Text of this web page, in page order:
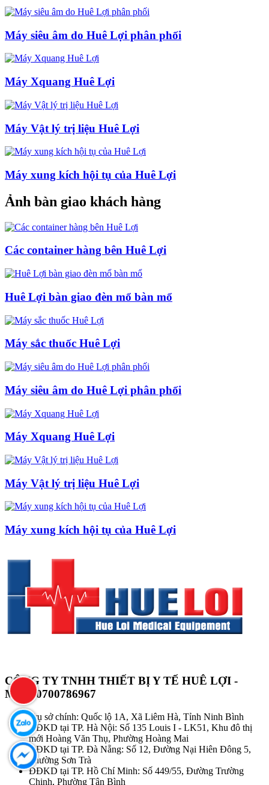
Máy siêu âm do Huê Lợi phân phối
Máy Xquang Huê Lợi
Máy Vật lý trị liệu Huê Lợi
Máy xung kích hội tụ của Huê Lợi
Ảnh bàn giao khách hàng
Các container hàng bên Huê Lợi
Huê Lợi bàn giao đèn mổ bàn mổ
Máy sắc thuốc Huê Lợi
Máy siêu âm do Huê Lợi phân phối
Máy Xquang Huê Lợi
Máy Vật lý trị liệu Huê Lợi
Máy xung kích hội tụ của Huê Lợi
CÔNG TY TNHH THIẾT BỊ Y TẾ HUÊ LỢI -
MST: 0700786967
Trụ sở chính: Quốc lộ 1A, Xã Liêm Hà, Tỉnh Ninh Bình
ĐĐKD tại TP. Hà Nội: Số 135 Louis I - LK51, Khu đô thị
mới Hoàng Văn Thụ, Phường Hoàng Mai
ĐĐKD tại TP. Đà Nẵng: Số 12, Đường Nại Hiên Đông 5,
Phường Sơn Trà
ĐĐKD tại TP. Hồ Chí Minh: Số 449/55, Đường Trường
Chinh, Phường Tân Bình